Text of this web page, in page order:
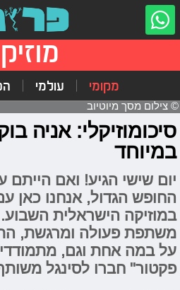
מקומי עולמי
© צילום מסך מיוטיוב
סיכומוזיקלי: אניה
במיוחד
יום שישי הגיע! ואם
החופש הגדול, אנחנו כאן
במוזיקה הישראלית
על במה אחת וגם, מתמודדי
פקטור" חברו לסינגל